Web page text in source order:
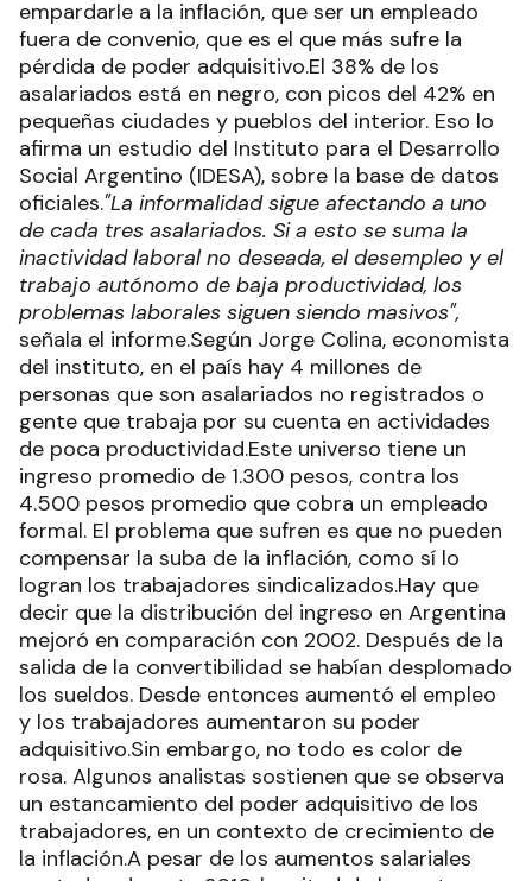
empardarle a la inflación, que ser un empleado
fuera de convenio, que es el que más sufre la
pérdida de poder adquisitivo.El 38% de los
asalariados está en negro, con picos del 42% en
pequeñas ciudades y pueblos del interior. Eso lo
afirma un estudio del Instituto para el Desarrollo
Social Argentino (IDESA), sobre la base de datos
oficiales."La informalidad sigue afectando a uno
de cada tres asalariados. Si a esto se suma la
inactividad laboral no deseada, el desempleo y el
trabajo autónomo de baja productividad, los
problemas laborales siguen siendo masivos",
señala el informe.Según Jorge Colina, economista
del instituto, en el país hay 4 millones de
personas que son asalariados no registrados o
gente que trabaja por su cuenta en actividades
de poca productividad.Este universo tiene un
ingreso promedio de 1.300 pesos, contra los
4.500 pesos promedio que cobra un empleado
formal. El problema que sufren es que no pueden
compensar la suba de la inflación, como sí lo
logran los trabajadores sindicalizados.Hay que
decir que la distribución del ingreso en Argentina
mejoró en comparación con 2002. Después de la
salida de la convertibilidad se habían desplomado
los sueldos. Desde entonces aumentó el empleo
y los trabajadores aumentaron su poder
adquisitivo.Sin embargo, no todo es color de
rosa. Algunos analistas sostienen que se observa
un estancamiento del poder adquisitivo de los
trabajadores, en un contexto de crecimiento de
la inflación.A pesar de los aumentos salariales